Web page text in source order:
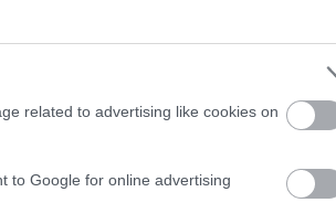
related to advertising like cookies on
to Google for online advertising
negyvenezer
az európai
műemlékeit
biztosítva van
megőrzése és
a fotóst.